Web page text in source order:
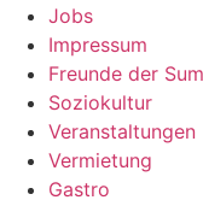
Jobs
Impressum
Freunde der
Soziokultur
Veranstaltungen
Vermietung
Gastro